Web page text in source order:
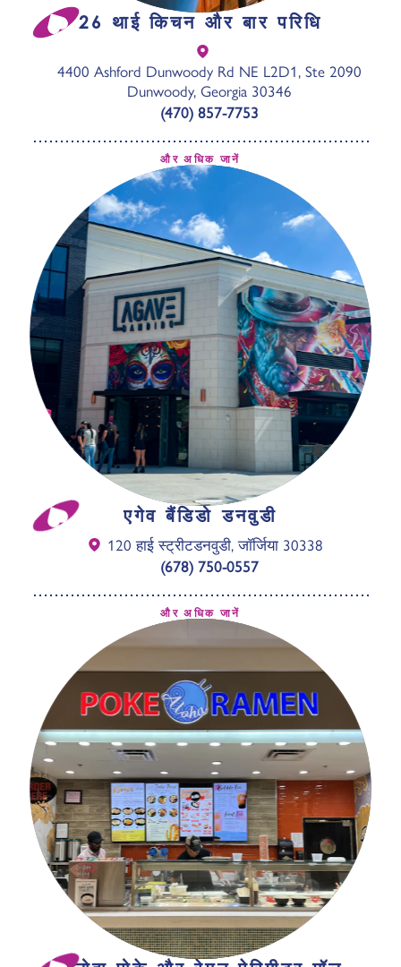
26 थाई किचन और बार परिधि
4400 Ashford Dunwoody Rd NE L2D1, Ste 2090
Dunwoody, Georgia 30346
(470) 857-7753
और अधिक जानें
एगेव बैंडिडो डनवुडी
120 हाई स्ट्रीटडनवुडी, जॉर्जिया 30338
(678) 750-0557
और अधिक जानें